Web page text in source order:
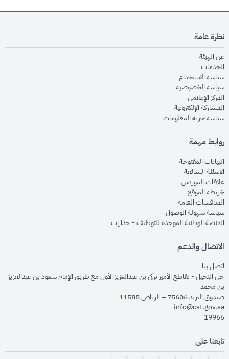
نظرة عامة
عن الهيئةopens in new window
الخدماتopens in new window
سياسة الاستخدام
سياسة الخصوصيةopens in new window
المركز الإعلاميopens in new window
المشاركة الإلكترونيةopens in new window
سياسة حرية المعلوماتopens in new window
روابط مهمة
البيانات المفتوحةopens in new window
الأسئلة الشائعةopens in new window
علاقات الموردينopens in new window
خريطة الموقعopens in new window
المنافسات العامةopens in new window
سياسة سهولة الوصولopens in new window
المنصة الوطنية الموحدة للتوظيف - جداراتopens in new window
الاتصال والدعم
اتصل بنا
حي النخيل - تقاطع الأمير تركي بن عبدالعزيز الأول مع طريق الإمام سعود بن عبدالعزيز
بن محمد
صندوق البريد 75606 – الرياض 11588
info@cst.gov.sa
19966
تابعنا على